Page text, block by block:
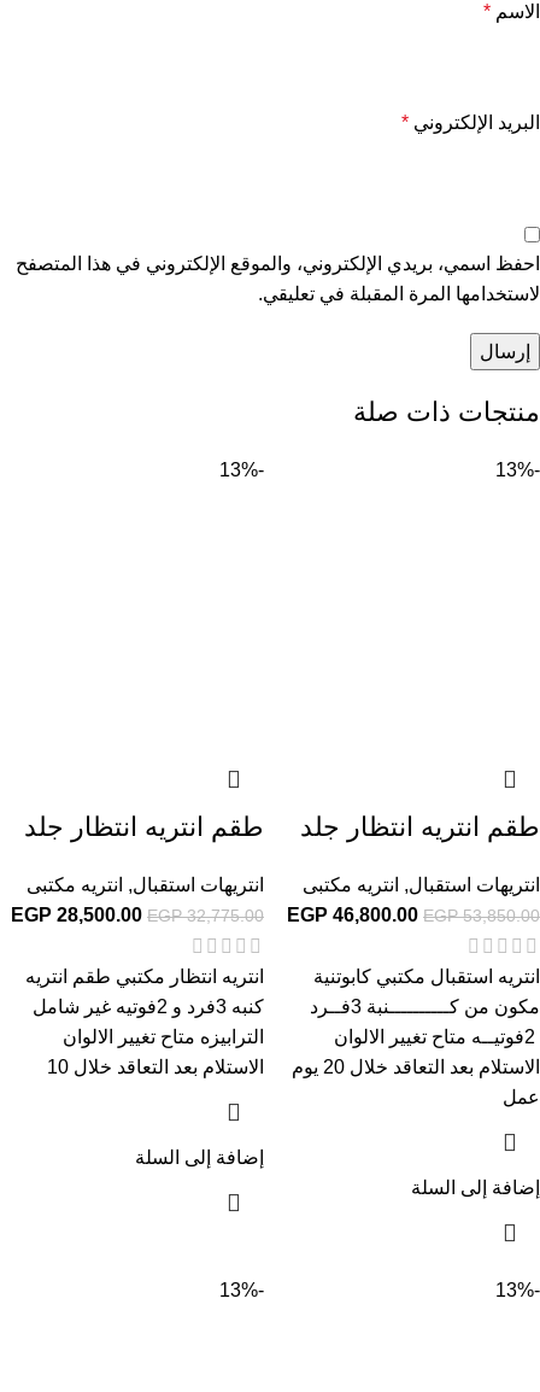
الاسم *
البريد الإلكتروني *
احفظ اسمي، بريدي الإلكتروني، والموقع الإلكتروني في هذا المتصفح
لاستخدامها المرة المقبلة في تعليقي.
منتجات ذات صلة
-13%
طقم انتريه انتظار جلد
انتريهات استقبال, انتريه مكتبى
EGP53,850.00
EGP 46,800.00
انتريه استقبال مكتبي كابوتنية
مكون من كــــــــــنبة 3فــرد
2فوتيــه متاح تغيير الالوان
الاستلام بعد التعاقد خلال 20 يوم
عمل
إضافة إلى السلة
-13%
طقم انتريه انتظار جلد
انتريهات استقبال, انتريه مكتبى
EGP32,775.00
EGP 28,500.00
انتريه انتظار مكتبي طقم انتريه
كنبه 3فرد و 2فوتيه غير شامل
الترابيزه متاح تغيير الالوان
الاستلام بعد التعاقد خلال 10
إضافة إلى السلة
-13%
-13%